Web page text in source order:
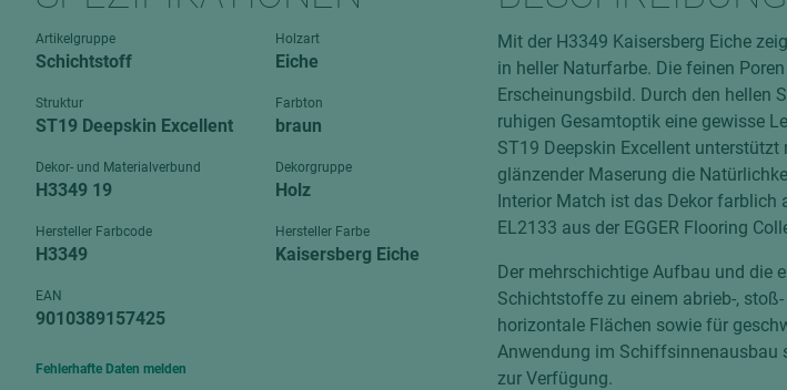
grundierfolienbeschichtet
hochglänzend
leicht
matt
roh
Verbundplatten
Verpackung
dekorbeschichtet
schwer entflammbar
Trockenbau
Gipsfaserplatten
Norit-Platten
UPB Boards
Artikelgruppe
Schichtstoff
Holzart
Eiche
Struktur
ST19 Deepskin Excellent
Farbton
braun
Dekor- und Materialverbund
H3349 19
Dekorgruppe
Holz
Hersteller Farbcode
H3349
Hersteller Farbe
Kaisersberg Eiche
EAN
9010389157425
Fehlerhafte Daten melden
Mit der H3349 Kaisersberg Eiche
in heller Naturfarbe. Die feinen
Erscheinungsbild. Durch den hellen
ruhigen Gesamtoptik eine gewisse
ST19 Deepskin Excellent
glänzender Maserung die
Interior Match ist das Dekor
EL2133 aus der EGGER Flooring
Der mehrschichtige Aufbau und die
Schichtstoffe zu einem abrieb-,
horizontale Flächen sowie für
Anwendung im Schiffsinnenausbau
zur Verfügung.